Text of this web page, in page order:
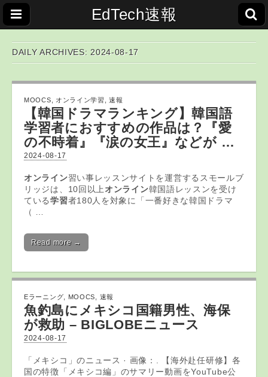
EdTech速報
DAILY ARCHIVES: 2024-08-17
MOOCS オンライン学習 ,速報
【韓国ドラマランキング】韓国語
学習者におすすめの作品は？『愛
の不時着』『涙の女王』などが …
2024-08-17
オンライン習い事レッスンサイトを運営するスモールブ
リッジは、10回以上 オンライン韓国語レッスンを受け
ている学習者180人を対象に「一番好きな韓国ドラマ
（ …
Read more →
Eラーニング MOOCS 速報
魚釣島にメキシコ国籍男性、海保
が救助 – BIGLOBEニュース
2024-08-17
「メキシコ」のニュース · 画像：. 【海外赴任研修】各
国の特徴「メキシコ編」のサマリー動画をYouTube公